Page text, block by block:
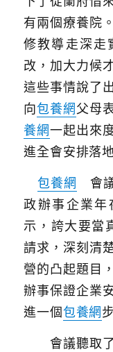
有兩個療養院
修教導走深走
改，加大力候
這些事情說了
向包養網父母
養網一起出來
進全會安排落
包養網
會
政辦事企業
示，誇大要當
請求，深刻清
營的凸起題目
辦事保證企業
進一個包養網
會議聽取了